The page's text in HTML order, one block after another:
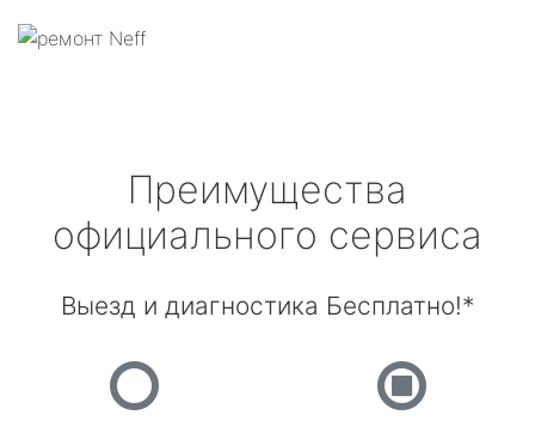
Преимущества
официального сервиса
Выезд и диагностика Бесплатно!*